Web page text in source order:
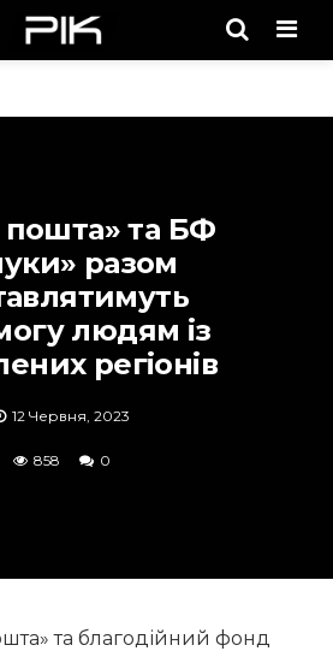
пошта» та БФ
разом
людям із
регіонів
12 Червня, 2023
858 0
та благодійний фонд